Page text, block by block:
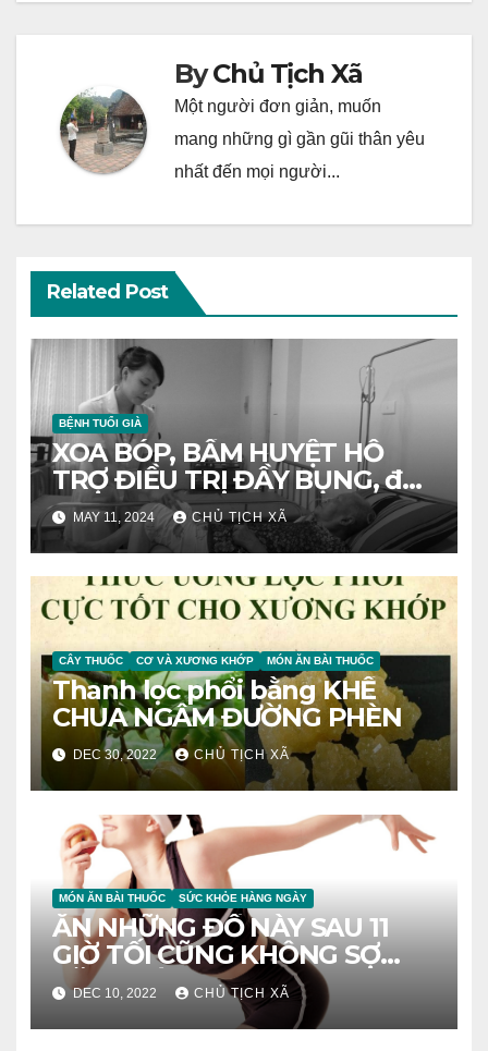
ByChủ Tịch Xã
Một người đơn giản, muốn
mang những gì gần gũi thân yêu
nhất đến mọi người...
Related Post
BỆNH TUỔI GIÀ
XOA BÓP, BẤM HUYỆT HỖ
TRỢ ĐIỀU TRỊ ĐẦY BỤNG, đầy
hơiMAY 11, 2024 CHỦ TỊCH XÃ
CÂY THUỐC CƠ VÀ XƯƠNG KHỚP MÓN ĂN BÀI THUỐC
Thanh lọc phổi bằng KHẾ
CHUA NGÂM ĐƯỜNG PHÈN
DEC 30, 2022 CHỦ TỊCH XÃ
MÓN ĂN BÀI THUỐC SỨC KHỎE HÀNG NGÀY
ĂN NHỮNG ĐỒ NÀY SAU 11
GIỜ TỐI CŨNG KHÔNG SỢ
TĂNG CÂN
DEC 10, 2022 CHỦ TỊCH XÃ